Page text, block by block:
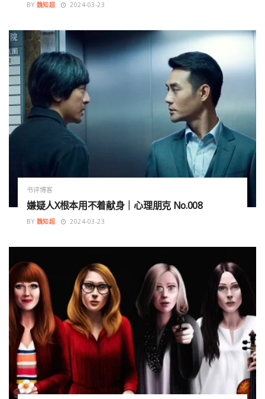
BY 魏知超 2024-03-23
书评博客
嫌疑人X根本用不着献身｜心理朋克 No.008
BY 魏知超 2024-03-23